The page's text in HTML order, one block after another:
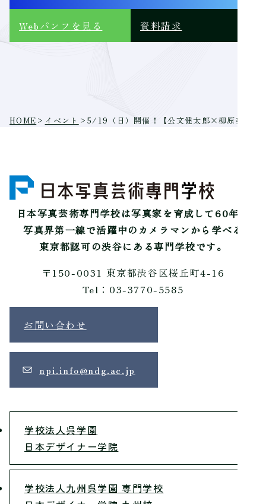
Webパンフ を見る 資料請求
HOME > イベント >5/19（日）開催！【公文健太郎×柳原美咲】
日本写真芸術専門学校は写真家を育成して60年。
写真界第一線で活躍中のカメラマンから学べる
東京都認可の渋谷にある専門学校です。
〒150-0031 東京都渋谷区桜丘町4-16
Tel：03-3770-5585
お問い合わせ
npi.info@ndg.ac.jp
学校法人呉学園
日本デザイナー学院
学校法人九州呉学園 専門学校